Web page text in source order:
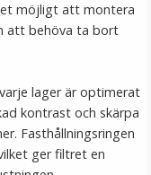
möjligt att montera
att behöva ta bort
lager är optimerat
kontrast och skärpa
Fasthållningsringen
ger filtret en